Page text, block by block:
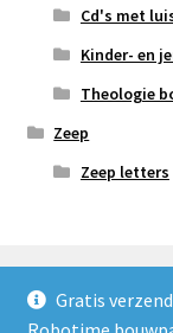
Gratis
Cd's met
Kinder- en
Theologie
Zeep
Zeep letters